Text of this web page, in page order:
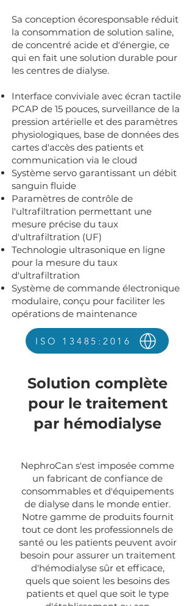
Sa conception écoresponsable réduit
la consommation de solution saline,
de concentré acide et d'énergie, ce
qui en fait une solution durable pour
les centres de dialyse.
Interface conviviale avec écran tactile
PCAP de 15 pouces, surveillance de la
pression artérielle et des paramètres
physiologiques, base de données des
cartes d'accès des patients et
communication via le cloud
Système servo garantissant un débit
sanguin fluide
Paramètres de contrôle de
l'ultrafiltration permettant une
mesure précise du taux
d'ultrafiltration (UF)
Technologie ultrasonique en ligne
pour la mesure du taux
d'ultrafiltration
Système de commande électronique
modulaire, conçu pour faciliter les
opérations de maintenance
ISO 13485:2016
Solution complète
pour le traitement
par hémodialyse
NephroCan s'est imposée comme
un fabricant de confiance de
consommables et d'équipements
de dialyse dans le monde entier.
Notre gamme de produits fournit
tout ce dont les professionnels de
santé ou les patients peuvent avoir
besoin pour assurer un traitement
d'hémodialyse sûr et efficace,
quels que soient les besoins des
patients et quel que soit le type